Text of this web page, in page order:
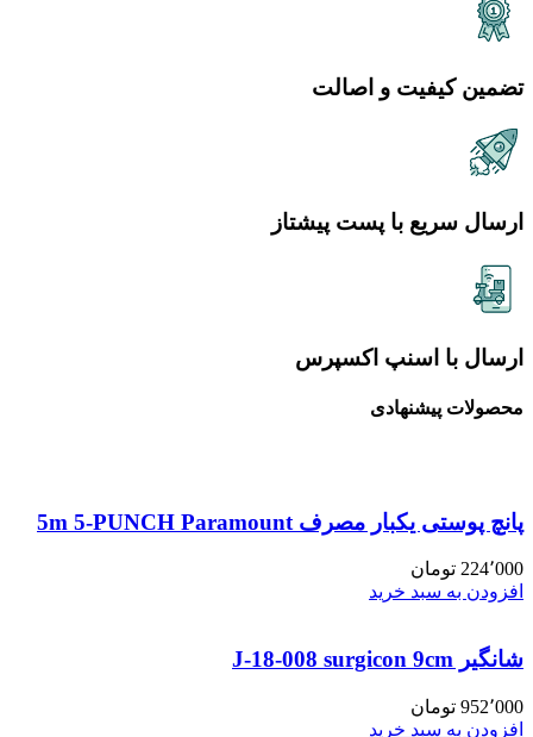
تضمین کیفیت و اصالت
ارسال سریع با پست پیشتاز
ارسال با اسنپ اکسپرس
محصولات پیشنهادی
پانچ پوستی یکبار مصرف 5m 5-PUNCH Paramount
224٬000 تومان
افزودن به سبد خرید
شانگیر J-18-008 surgicon 9cm
952٬000 تومان
افزودن به سبد خرید